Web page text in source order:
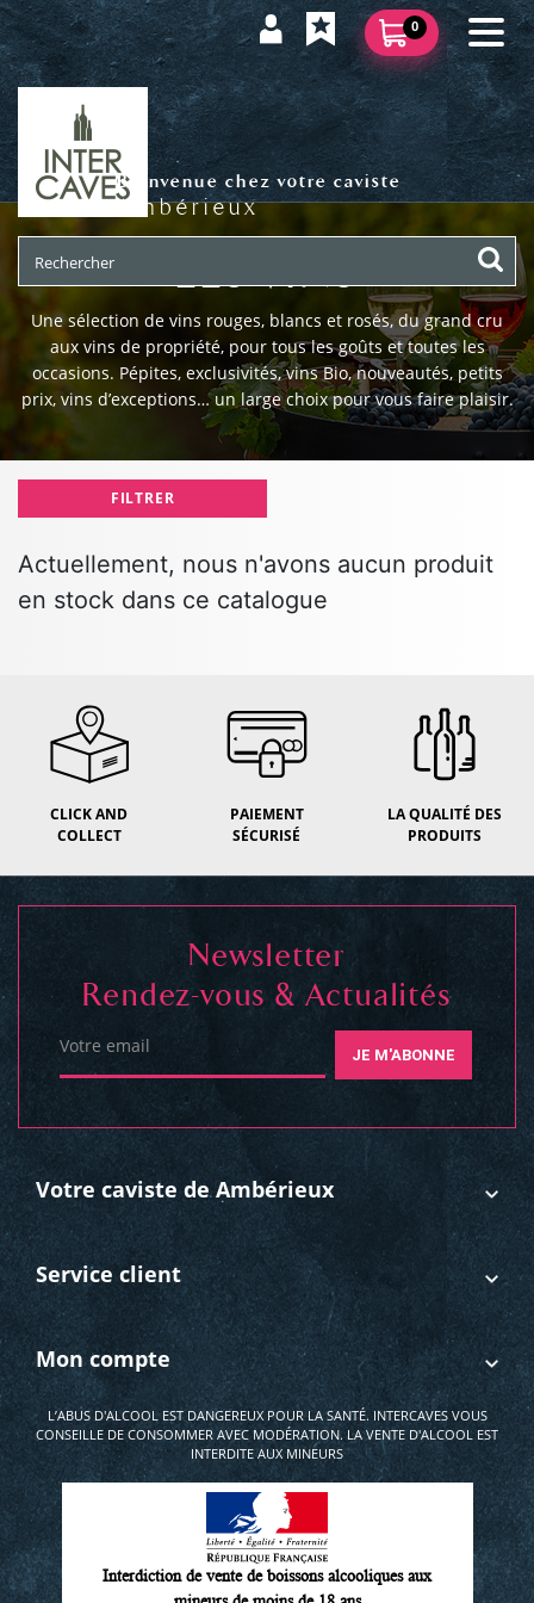
0
Bienvenue chez votre caviste
Ambérieux
LES VINS
Une sélection de vins rouges, blancs et rosés, du grand cru
aux vins de propriété, pour tous les goûts et toutes les
occasions. Pépites, exclusivités, vins Bio, nouveautés, petits
prix, vins d’exceptions… un large choix pour vous faire plaisir.
FILTRER
Actuellement, nous n'avons aucun produit
en stock dans ce catalogue
CLICK AND
COLLECT
PAIEMENT
SÉCURISÉ
LA QUALITÉ DES
PRODUITS
Votre caviste de Ambérieux
Service client
Mon compte
Newsletter
Rendez-vous & Actualités
Votre email JE M'ABONNE
L’ABUS D'ALCOOL EST DANGEREUX POUR LA SANTÉ. INTERCAVES VOUS
CONSEILLE DE CONSOMMER AVEC MODÉRATION. LA VENTE D'ALCOOL EST
INTERDITE AUX MINEURS
Interdiction de vente de boissons alcooliques aux